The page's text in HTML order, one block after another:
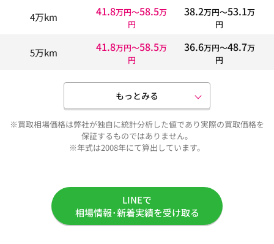
4万km 41.8万円〜58.5万
円
38.2万円〜53.1万
円
5万km 41.8万円〜58.5万
円
36.6万円〜48.7万
円
もっとみる
※買取相場価格は弊社が独自に統計分析した値であり実際の買取価格を
保証するものではありません。
※年式は2008年にて算出しています。
LINEで
相場情報･新着実績を受け取る